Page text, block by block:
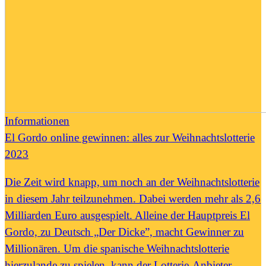
Informationen
El Gordo online gewinnen: alles zur Weihnachtslotterie
2023
Die Zeit wird knapp, um noch an der Weihnachtslotterie
in diesem Jahr teilzunehmen. Dabei werden mehr als 2,6
Milliarden Euro ausgespielt. Alleine der Hauptpreis El
Gordo, zu Deutsch „Der Dicke”, macht Gewinner zu
Millionären. Um die spanische Weihnachtslotterie